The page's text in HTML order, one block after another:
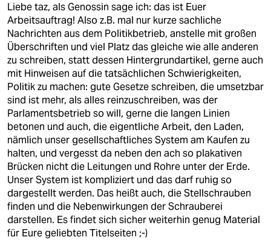
Liebe taz, als Genossin sage ich: das ist Euer
Arbeitsauftrag! Also z.B. mal nur kurze sachliche
Nachrichten aus dem Politikbetrieb, anstelle mit großen
Überschriften und viel Platz das gleiche wie alle anderen
zu schreiben, statt dessen Hintergrundartikel, gerne auch
mit Hinweisen auf die tatsächlichen Schwierigkeiten,
Politik zu machen: gute Gesetze schreiben, die umsetzbar
sind ist mehr, als alles reinzuschreiben, was der
Parlamentsbetrieb so will, gerne die langen Linien
betonen und auch, die eigentliche Arbeit, den Laden,
nämlich unser gesellschaftliches System am Kaufen zu
halten, und vergesst da neben den ach so plakativen
Brücken nicht die Leitungen und Rohre unter der Erde.
Unser System ist kompliziert und das darf ruhig so
dargestellt werden. Das heißt auch, die Stellschrauben
finden und die Nebenwirkungen der Schrauberei
darstellen. Es findet sich sicher weiterhin genug Material
für Eure geliebten Titelseiten ;-)